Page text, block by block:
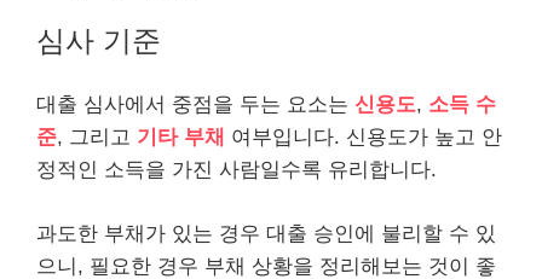
심사 기준
대출 심사에서 중점을 두는 요소는 신용도, 소득 수
준, 그리고 기타 부채 여부입니다. 신용도가 높고 안
정적인 소득을 가진 사람일수록 유리합니다.
과도한 부채가 있는 경우 대출 승인에 불리할 수 있
으니, 필요한 경우 부채 상황을 정리해보는 것이 좋